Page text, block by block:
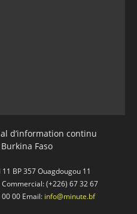
d’information continu
Faso
11 BP 357 Ouagdougou 11
(+226) 67 32 67
00 Email: info@minute.bf